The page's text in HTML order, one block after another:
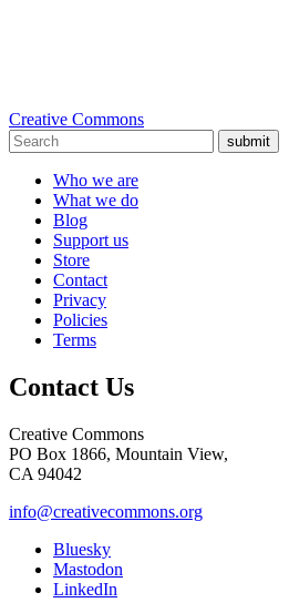
Creative Commons
submit
Who we are
What we do
Blog
Support us
Store
Contact
Privacy
Policies
Terms
Contact Us
Creative Commons
PO Box 1866, Mountain View,
CA 94042
info@creativecommons.org
Bluesky
Mastodon
LinkedIn